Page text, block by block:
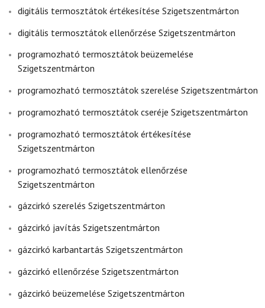
digitális termosztátok értékesítése Szigetszentmárton
digitális termosztátok ellenőrzése Szigetszentmárton
programozható termosztátok beüzemelése
Szigetszentmárton
programozható termosztátok szerelése Szigetszentmárton
programozható termosztátok cseréje Szigetszentmárton
programozható termosztátok értékesítése
Szigetszentmárton
programozható termosztátok ellenőrzése
Szigetszentmárton
gázcirkó szerelés Szigetszentmárton
gázcirkó javítás Szigetszentmárton
gázcirkó karbantartás Szigetszentmárton
gázcirkó ellenőrzése Szigetszentmárton
gázcirkó beüzemelése Szigetszentmárton